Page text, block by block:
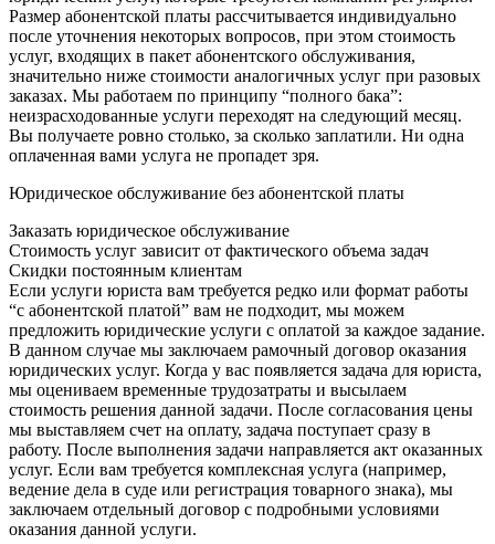
Размер абонентской платы рассчитывается индивидуально
после уточнения некоторых вопросов, при этом стоимость
услуг, входящих в пакет абонентского обслуживания,
значительно ниже стоимости аналогичных услуг при разовых
заказах. Мы работаем по принципу “полного бака”:
неизрасходованные услуги переходят на следующий месяц.
Вы получаете ровно столько, за сколько заплатили. Ни одна
оплаченная вами услуга не пропадет зря.
Юридическое обслуживание без абонентской платы
Заказать юридическое обслуживание
Стоимость услуг зависит от фактического объема задач
Скидки постоянным клиентам
Если услуги юриста вам требуется редко или формат работы
“с абонентской платой” вам не подходит, мы можем
предложить юридические услуги с оплатой за каждое задание.
В данном случае мы заключаем рамочный договор оказания
юридических услуг. Когда у вас появляется задача для юриста,
мы оцениваем временные трудозатраты и высылаем
стоимость решения данной задачи. После согласования цены
мы выставляем счет на оплату, задача поступает сразу в
работу. После выполнения задачи направляется акт оказанных
услуг. Если вам требуется комплексная услуга (например,
ведение дела в суде или регистрация товарного знака), мы
заключаем отдельный договор с подробными условиями
оказания данной услуги.